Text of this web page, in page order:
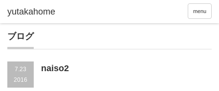
menu
ブログ
7.23
2016
naiso2